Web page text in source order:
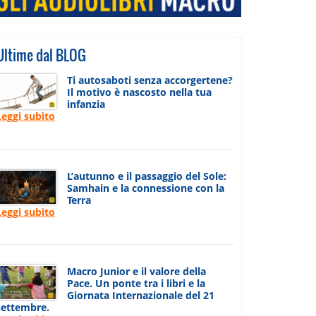
dal BLOG
Ti autosaboti senza accorgertene?
Il motivo è nascosto nella tua
infanzia
subito
L’autunno e il passaggio del Sole:
Samhain e la connessione con la
Terra
subito
Macro Junior e il valore della
Pace. Un ponte tra i libri e la
Giornata Internazionale del 21